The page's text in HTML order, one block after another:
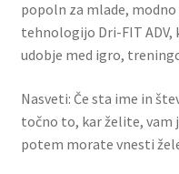
popoln za mlade, modno
tehnologijo Dri-FIT ADV,
udobje med igro,
Nasveti: Če sta ime in
točno to, kar želite, vam
potem morate vnesti